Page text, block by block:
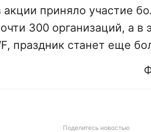
акции приняло участие
300 организаций, а в
праздник станет еще
Поделитесь новостью